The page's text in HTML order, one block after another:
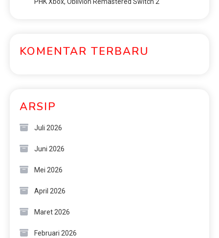
PHK Xbox, Oblivion Remastered Switch 2
KOMENTAR TERBARU
ARSIP
Juli 2026
Juni 2026
Mei 2026
April 2026
Maret 2026
Februari 2026